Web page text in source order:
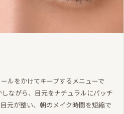
ルをかけてキープするメニューで
ながら、目元をナチュラルにパッチ
元が整い、朝のメイク時間を短縮で